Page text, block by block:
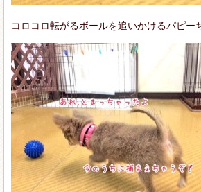
コロコロ転がるボールを追いかけるパピー